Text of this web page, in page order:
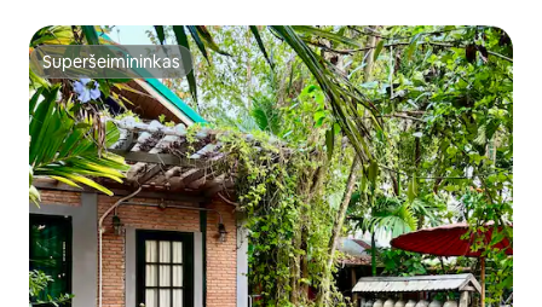
Superšeimininkas
Superšeimininkas